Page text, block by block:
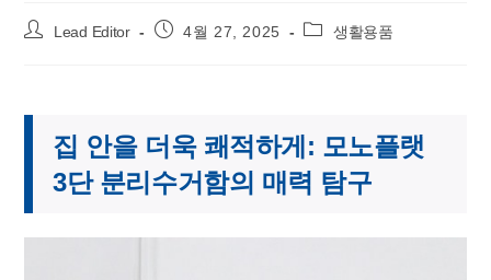
Post
Lead Editor
Post 4월 27, 2025
Post 생활용품
집 안을 더욱 쾌적하게: 모노플랫
3단 분리수거함의 매력 탐구